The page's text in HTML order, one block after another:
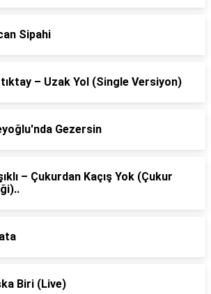
Sipahi
– Uzak Yol (Single Versiyon)
Gezersin
– Çukurdan Kaçış Yok (Çukur
Biri (Live)